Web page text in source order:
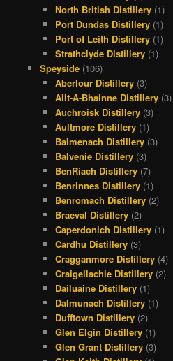
North British Distillery (1)
Port Dundas Distillery (1)
Port of Leith Distillery (1)
Strathclyde Distillery (1)
Speyside(106)
Aberlour Distillery (3)
Allt-A-Bhainne Distillery (3)
Auchroisk Distillery (3)
Aultmore Distillery (1)
Balmenach Distillery (3)
Balvenie Distillery (3)
BenRiach Distillery (7)
Benrinnes Distillery (1)
Benromach Distillery (2)
Braeval Distillery (2)
Caperdonich Distillery (1)
Cardhu Distillery (3)
Cragganmore Distillery (4)
Craigellachie Distillery (2)
Dailuaine Distillery (1)
Dalmunach Distillery (1)
Dufftown Distillery (2)
Glen Elgin Distillery (1)
Glen Grant Distillery (3)